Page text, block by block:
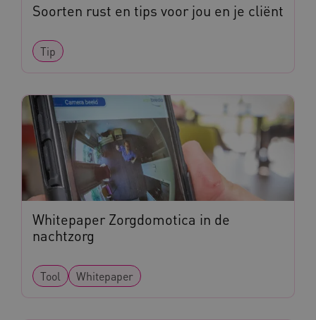
Soorten rust en tips voor jou en je cliënt
Tip
Whitepaper Zorgdomotica in de
nachtzorg
Tool Whitepaper
_ga
Google LLC
Naam